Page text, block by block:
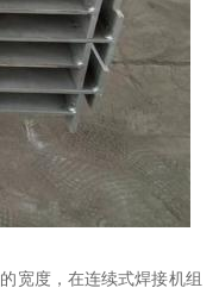
宽度，在连续式焊接机组